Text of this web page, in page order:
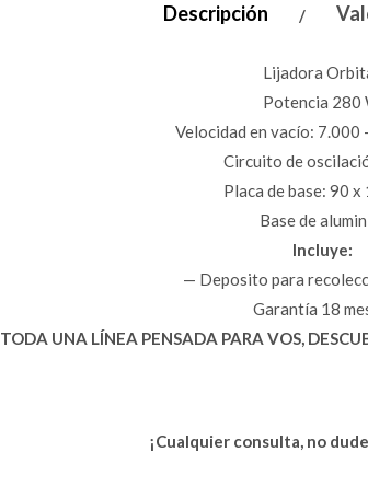
Descripción
Lijadora
Potencia 280
Velocidad en vacío: 7.000
Circuito de
Placa de base: 90 x
Base de
Incluye:
— Deposito para
Garantía 18
TODA UNA LÍNEA PENSADA PARA VOS,
¡Cualquier consulta, no